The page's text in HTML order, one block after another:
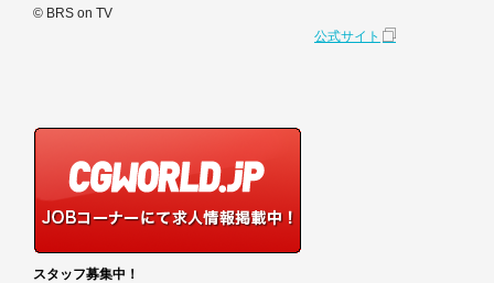
© BRS on TV
公式サイト
スタッフ募集中！